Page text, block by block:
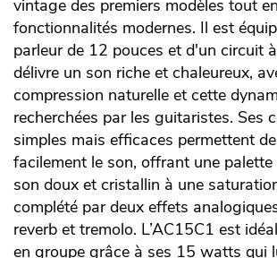
vintage des premiers modèles tout
fonctionnalités modernes. Il est
parleur de 12 pouces et d'un circuit
délivre un son riche et chaleureux,
compression naturelle et cette
recherchées par les guitaristes. Ses
simples mais efficaces permettent
facilement le son, offrant une palette
son doux et cristallin à une
complété par deux effets
reverb et tremolo. L’AC15C1 est
en groupe grâce à ses 15 watts qui